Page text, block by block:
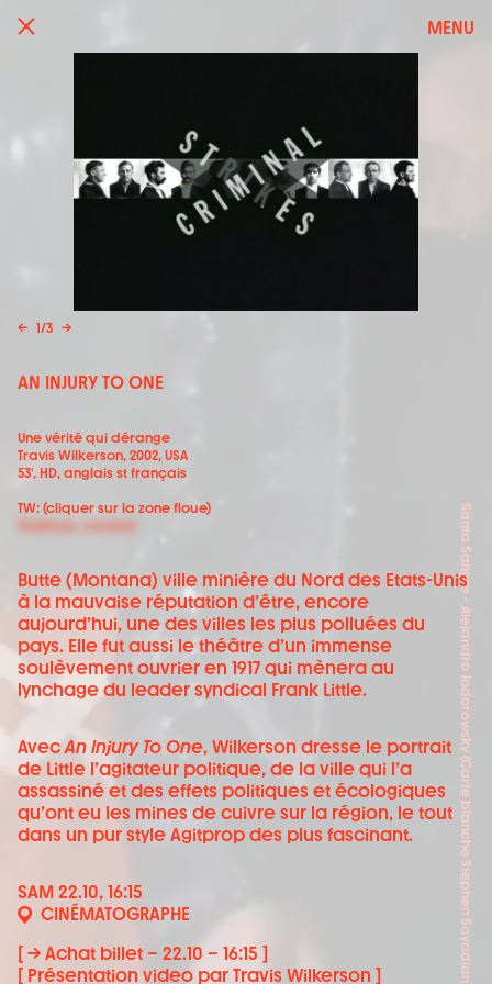
Santa Sangre - Alejandro Jodorowsky (Carte blanche Stephen Sayadian)
← 1/3 →
AN INJURY TO ONE
Une vérité qui dérange
Travis Wilkerson, 2002, USA
53', HD, anglais st français
TW: (cliquer sur la zone floue)
Butte (Montana) ville minière du Nord des Etats-Unis
à la mauvaise réputation d’être, encore
aujourd’hui, une des villes les plus polluées du
pays. Elle fut aussi le théâtre d’un immense
soulèvement ouvrier en 1917 qui mènera au
lynchage du leader syndical Frank Little.
AvecAn Injury To One, Wilkerson dresse le portrait
de Little l’agitateur politique, de la ville qui l’a
assassiné et des effets politiques et écologiques
qu’ont eu les mines de cuivre sur la région, le tout
dans un pur style Agitprop des plus fascinant.
SAM 22.10, 16:15
CINÉMATOGRAPHE
[ → Achat billet – 22.10 – 16:15 ]
[ Présentation video par Travis Wilkerson ]
MENU